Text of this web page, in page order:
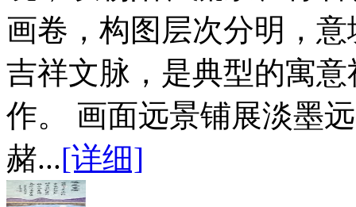
画卷，构图层次分明，
吉祥文脉，是典型的寓
作。 画面远景铺展淡墨
赭...[详细]